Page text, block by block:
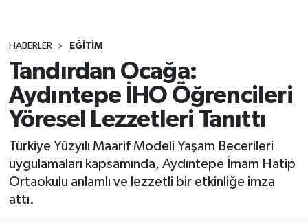
HABERLER EĞITIM
Tandırdan Ocağa:
Aydıntepe İHO Öğrencileri
Yöresel Lezzetleri Tanıttı
Türkiye Yüzyılı Maarif Modeli Yaşam Becerileri
uygulamaları kapsamında, Aydıntepe İmam Hatip
Ortaokulu anlamlı ve lezzetli bir etkinliğe imza
attı.
Süper Lig Puan Durumu ve Fikstür
Tüm Manşetler
Son Dakika Haberleri